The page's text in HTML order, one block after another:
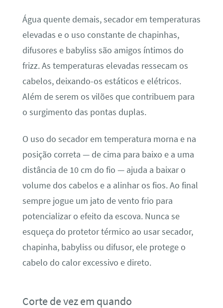
Água quente demais, secador em temperaturas
elevadas e o uso constante de chapinhas,
difusores e babyliss são amigos íntimos do
frizz. As temperaturas elevadas ressecam os
cabelos, deixando-os estáticos e elétricos.
Além de serem os vilões que contribuem para
o surgimento das pontas duplas.
O uso do secador em temperatura morna e na
posição correta — de cima para baixo e a uma
distância de 10 cm do fio — ajuda a baixar o
volume dos cabelos e a alinhar os fios. Ao final
sempre jogue um jato de vento frio para
potencializar o efeito da escova. Nunca se
esqueça do protetor térmico ao usar secador,
chapinha, babyliss ou difusor, ele protege o
cabelo do calor excessivo e direto.
Corte de vez em quando